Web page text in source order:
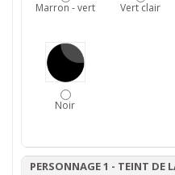
Marron - vert Vert clair
Noir
PERSONNAGE 1 - TEINT DE